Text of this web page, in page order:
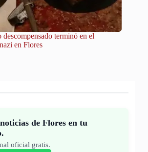
terminó en el
en Flores
de Flores en tu
oficial gratis.